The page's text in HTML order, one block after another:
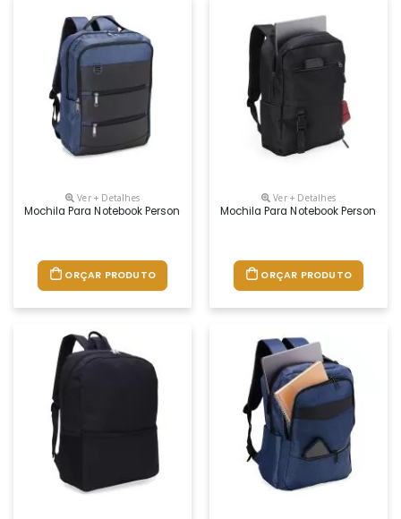
Ver + Detalhes
Mochila Para Notebook Personalizada
ORÇAR PRODUTO
Ver + Detalhes
Mochila Para Notebook
ORÇAR PRODUTO